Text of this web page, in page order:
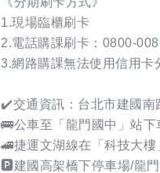
1.現場臨櫃刷卡
2.電話購課刷卡：0800-
3.網路購課無法使用信用卡
✔️交通資訊：台北市建國南
🚌公車至「龍門國中」站下
🚄捷運文湖線在「科技大
🅿️建國高架橋下停車場/龍